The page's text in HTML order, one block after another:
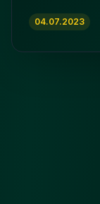
04.07.2023